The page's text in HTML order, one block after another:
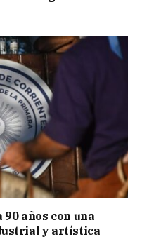
años con una
y artística